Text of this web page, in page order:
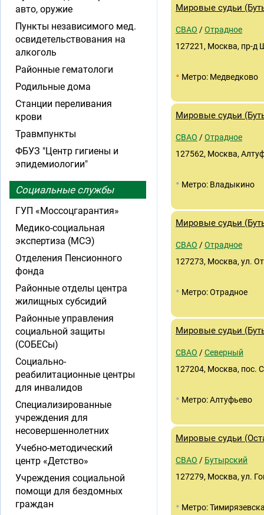
Мировые судьи
СВАО /Отрадное
127221, Москва, пр-д
• Метро: Медведково
Мировые судьи
СВАО /Отрадное
127562, Москва,
• Метро: Владыкино
Мировые судьи
СВАО /Отрадное
127273, Москва, ул.
• Метро: Отрадное
Мировые судьи
СВАО /Северный
127204, Москва, пос.
• Метро: Алтуфьево
Мировые судьи
СВАО / Бутырский
127279, Москва, ул.
• Метро:
авто, оружие
Пункты независимого мед.
освидетельствования на
алкоголь
Районные гематологи
Родильные дома
Станции переливания
крови
Травмпункты
ФБУЗ "Центр гигиены и
эпидемиологии"
Социальные службы
ГУП «Моссоцгарантия»
Медико-социальная
экспертиза (МСЭ)
Отделения Пенсионного
фонда
Районные отделы центра
жилищных субсидий
Районные управления
социальной защиты
(СОБЕСы)
Социально-
реабилитационные центры
для инвалидов
Специализированные
учреждения для
несовершеннолетних
Учебно-методический
центр «Детство»
Учреждения социальной
помощи для бездомных
граждан